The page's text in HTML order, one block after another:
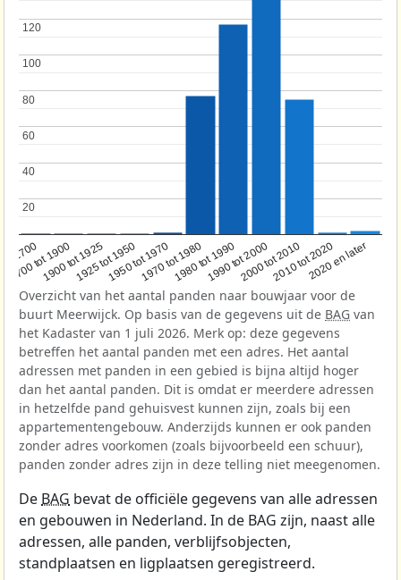
1700
1700 tot 1900
1900 tot 19251925 tot 19501950 tot 19701970 tot 19801980 tot 19901990 tot 20002000 tot 20102010 tot 20202020 en later
20
20
40
40
60
60
80
80
100
100
120
120
Overzicht van het aantal panden naar bouwjaar voor de
buurt Meerwijck. Op basis van de gegevens uit de BAG van
het Kadaster van 1 juli 2026. Merk op: deze gegevens
betreffen het aantal panden met een adres. Het aantal
adressen met panden in een gebied is bijna altijd hoger
dan het aantal panden. Dit is omdat er meerdere adressen
in hetzelfde pand gehuisvest kunnen zijn, zoals bij een
appartementengebouw. Anderzijds kunnen er ook panden
zonder adres voorkomen (zoals bijvoorbeeld een schuur),
panden zonder adres zijn in deze telling niet meegenomen.
De BAG bevat de officiële gegevens van alle adressen
en gebouwen in Nederland. In de BAG zijn, naast alle
adressen, alle panden, verblijfsobjecten,
standplaatsen en ligplaatsen geregistreerd.